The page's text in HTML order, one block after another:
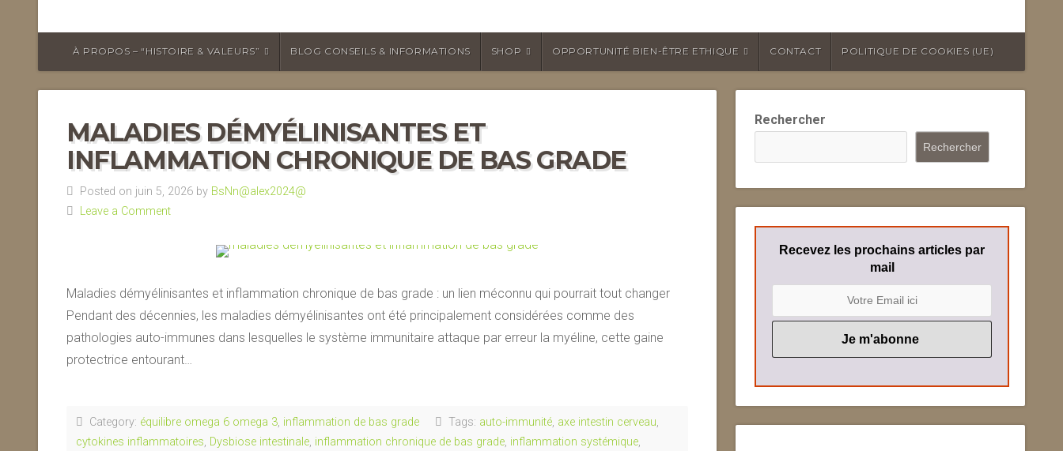
À PROPOS – “HISTOIRE & VALEURS” BLOG CONSEILS & INFORMATIONS SHOP OPPORTUNITÉ BIEN-ÊTRE ETHIQUE CONTACT POLITIQUE DE COOKIES (UE)
MALADIES DÉMYÉLINISANTES ET
INFLAMMATION CHRONIQUE DE BAS GRADE
Posted on juin 5, 2026 by BsNn@alex2024@
Leave a Comment
Maladies démyélinisantes et inflammation chronique de bas grade : un lien méconnu qui pourrait tout changer
Pendant des décennies, les maladies démyélinisantes ont été principalement considérées comme des
pathologies auto-immunes dans lesquelles le système immunitaire attaque par erreur la myéline, cette gaine
protectrice entourant…
Category: équilibre omega 6 omega 3, inflammation de bas grade Tags: auto-immunité, axe intestin cerveau,
cytokines inflammatoires, Dysbiose intestinale, inflammation chronique de bas grade, inflammation systémique,
Rechercher
Rechercher
Recevez les prochains articles par
mail